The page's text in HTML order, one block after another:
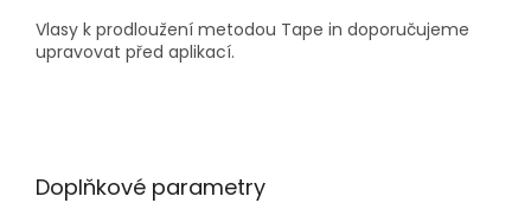
Vlasy k prodloužení metodou Tape in doporučujeme
upravovat před aplikací.
Doplňkové parametry